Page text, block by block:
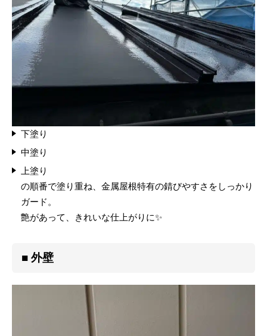
下塗り
中塗り
上塗り
の順番で塗り重ね、金属屋根特有の錆びやすさをしっかり
ガード。
艶があって、きれいな仕上がりに✨
■ 外壁